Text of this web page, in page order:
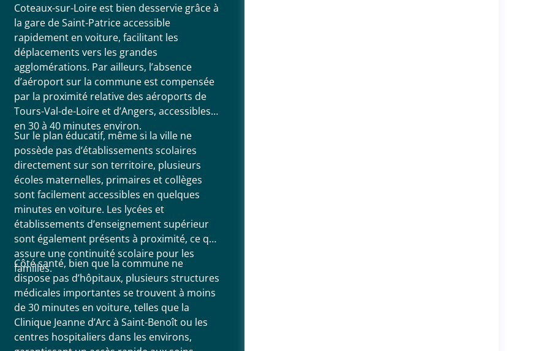
Coteaux-sur-Loire est bien desservie grâce à
la gare de Saint-Patrice accessible
rapidement en voiture, facilitant les
déplacements vers les grandes
agglomérations. Par ailleurs, l’absence
d’aéroport sur la commune est compensée
par la proximité relative des aéroports de
Tours-Val-de-Loire et d’Angers, accessibles
en 30 à 40 minutes environ.
Sur le plan éducatif, même si la ville ne
possède pas d’établissements scolaires
directement sur son territoire, plusieurs
écoles maternelles, primaires et collèges
sont facilement accessibles en quelques
minutes en voiture. Les lycées et
établissements d’enseignement supérieur
sont également présents à proximité, ce qui
assure une continuité scolaire pour les
familles.
Côté santé, bien que la commune ne
dispose pas d’hôpitaux, plusieurs structures
médicales importantes se trouvent à moins
de 30 minutes en voiture, telles que la
Clinique Jeanne d’Arc à Saint-Benoît ou les
centres hospitaliers dans les environs,